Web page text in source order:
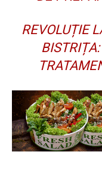
REVOLUȚIE